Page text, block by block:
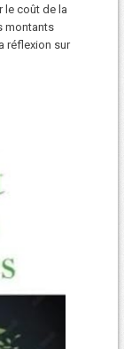
le coût de la
montants
réflexion sur